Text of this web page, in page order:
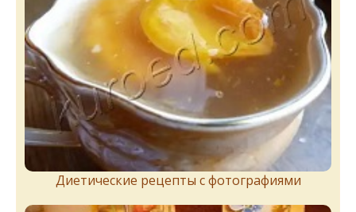
Диетические рецепты с фотографиями